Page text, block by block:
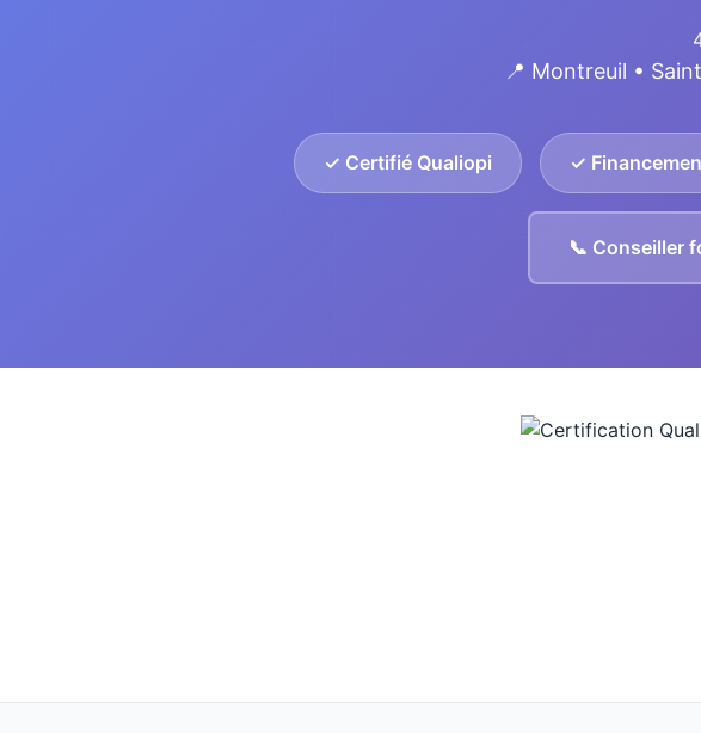
📍 Montreuil •
✓ Certifié Qualiopi ✓
📞 Conseiller